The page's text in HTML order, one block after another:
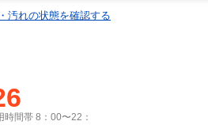
汚れの状態を確認する
間帯 8：00〜22：